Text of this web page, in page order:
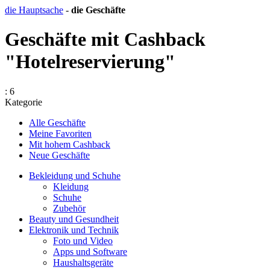
die Hauptsache - die Geschäfte
Geschäfte mit Cashback
"Hotelreservierung"
: 6
Kategorie
Alle Geschäfte
Meine Favoriten
Mit hohem Cashback
Neue Geschäfte
Bekleidung und Schuhe
Kleidung
Schuhe
Zubehör
Beauty und Gesundheit
Elektronik und Technik
Foto und Video
Apps und Software
Haushaltsgeräte